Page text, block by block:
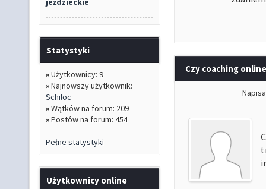
Statystyki
»Użytkownicy: 9
»Najnowszy użytkownik:
Schiloc
»Wątków na forum: 209
»Postów na forum: 454
Pełne statystyki
Użytkownicy online
Czy coaching